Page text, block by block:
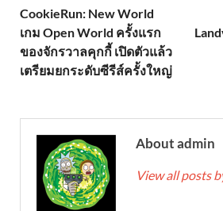
CookieRun: New World
เกม Open World ครั้งแรก
ของจักรวาลคุกกี้ เปิดตัวแล้ว
เตรียมยกระดับซีรีส์ครั้งใหญ่
About admin
View all posts